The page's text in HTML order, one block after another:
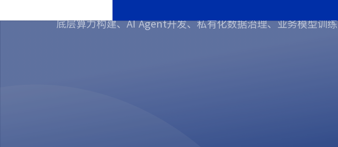
底层算力构建、AI Agent开发、私有化数据治理、业务模型训练